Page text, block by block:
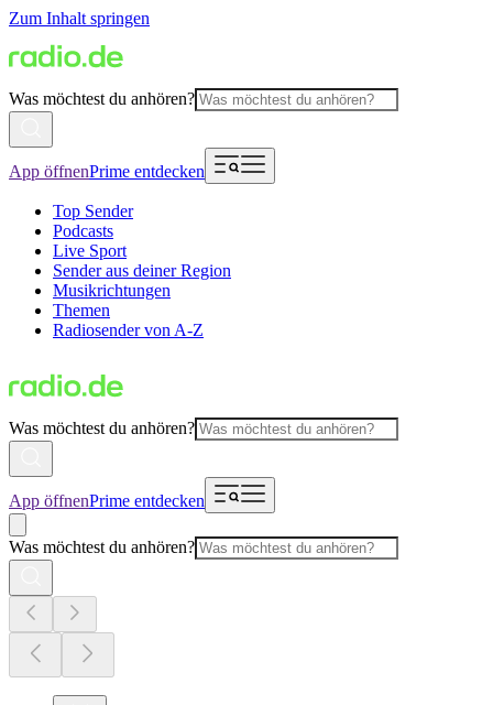
Zum Inhalt springen
Was möchtest du anhören?
App öffnenPrime entdecken
Top Sender
Podcasts
Live Sport
Sender aus deiner Region
Musikrichtungen
Themen
Radiosender von A-Z
Was möchtest du anhören?
App öffnenPrime entdecken
Was möchtest du anhören?